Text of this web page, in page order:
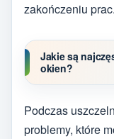
zakończeniu prac.
Jakie są
okien?
Podczas
problemy, które